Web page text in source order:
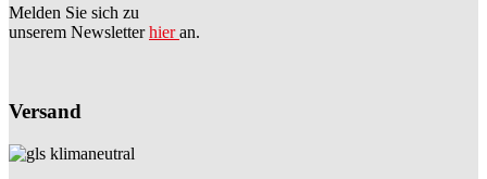
Melden Sie sich zu
unserem Newsletterhieran.
Versand